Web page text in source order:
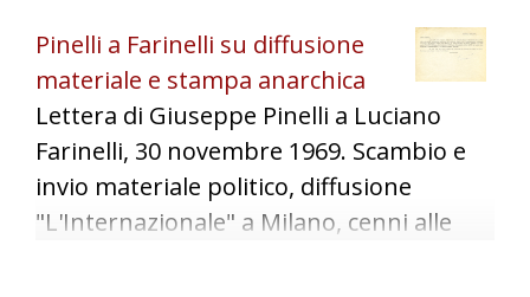
intellettuale" della Gioventù Libertaria.
Pinelli a Farinelli su diffusione
materiale e stampa anarchica
Lettera di Giuseppe Pinelli a Luciano
Farinelli, 30 novembre 1969. Scambio e
invio materiale politico, diffusione
"L'Internazionale" a Milano, cenni alle